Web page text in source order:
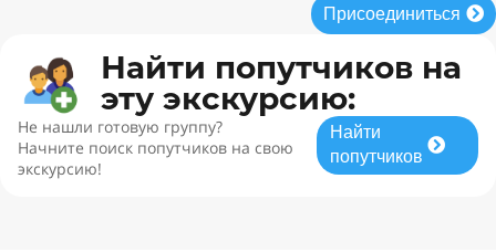
Присоединиться
Найти попутчиков на
эту экскурсию:
Не нашли готовую группу?
Начните поиск попутчиков на свою
экскурсию!
Найти
попутчиков